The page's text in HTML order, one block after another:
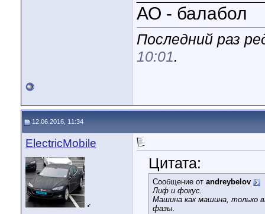
АО - балабол
Последний раз
10:01.
12.06.2016, 11:34
ElectricMobile
♂
Цитата:
Сообщение от andreybelov
Лиф и фокус.
Машина как машина, только
фазы.